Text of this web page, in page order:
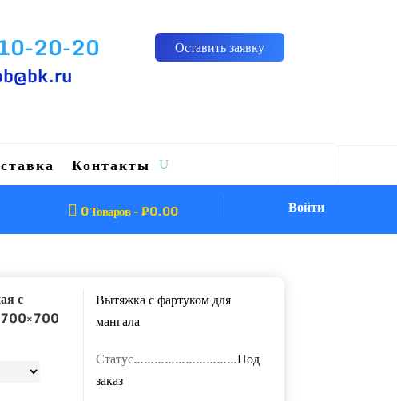
20-20 Оставить заявку
Контакты
 0 Товаров -₽0.00 Войти
с
Вытяжка с фартуком для
мангала
Статус…………………………Под
заказ